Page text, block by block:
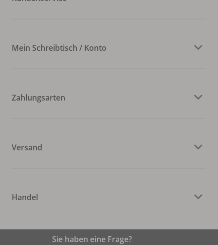
Mein Schreibtisch / Konto
Zahlungsarten
Versand
Handel
Sie haben eine Frage?